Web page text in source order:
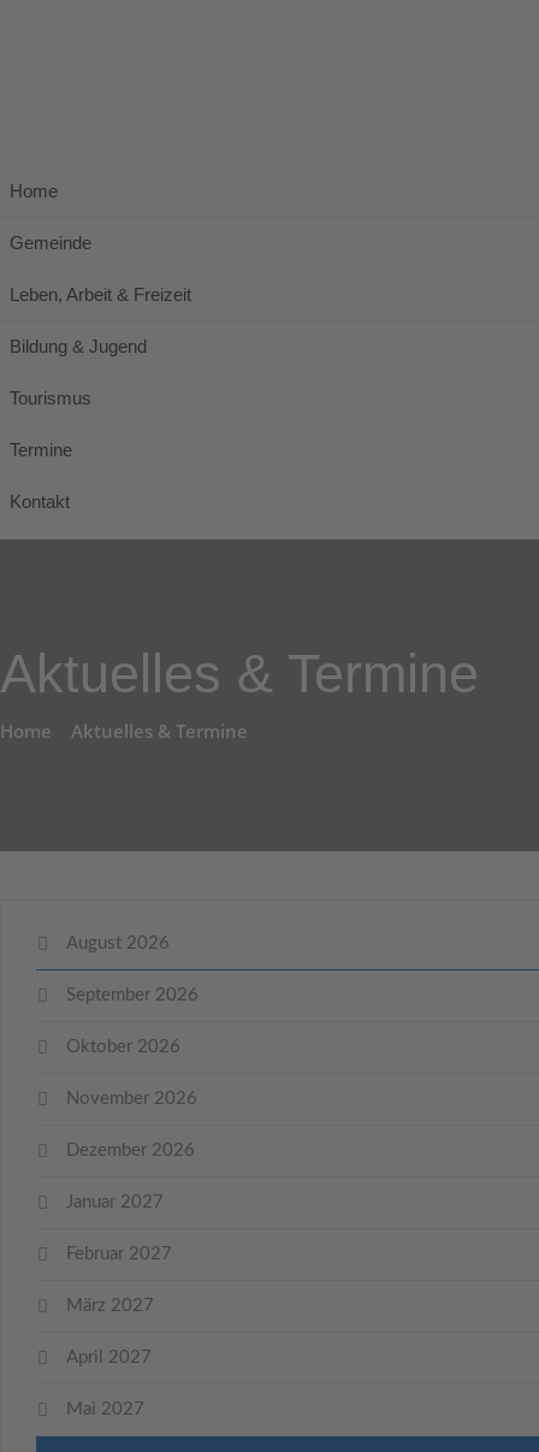
Home
Gemeinde
Leben, Arbeit & Freizeit
Bildung & Jugend
Tourismus
Termine
Kontakt
Aktuelles & Termine
Home Aktuelles & Termine
August 2026
September 2026
Oktober 2026
November 2026
Dezember 2026
Januar 2027
Februar 2027
März 2027
April 2027
Mai 2027